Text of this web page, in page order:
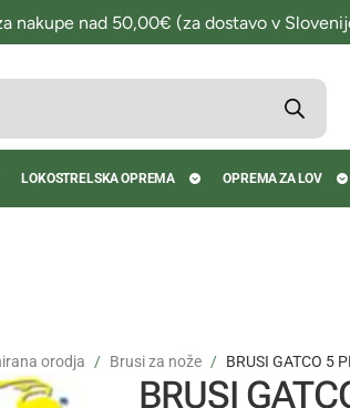
nakupe nad 50,00€ (za dostavo v
LOKOSTRELSKA OPREMA OPREMA ZA LOV
orodja Brusi za nože BRUSI GATCO 5
BRUSI